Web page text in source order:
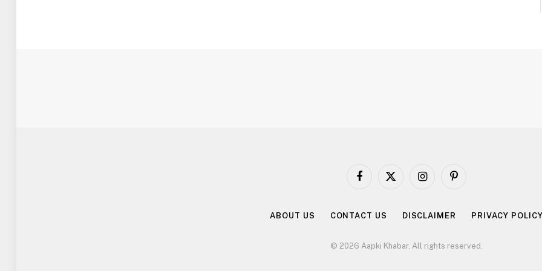
Facebook
X
InstagramPinterest
ABOUT US CONTACT US DISCLAIMER PRIVACY
© 2026 Aapki Khabar. All rights reserved.